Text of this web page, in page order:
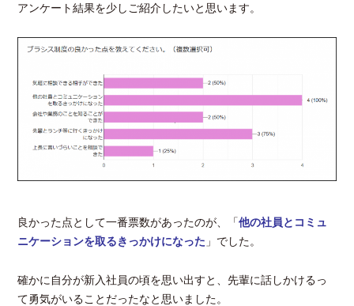
アンケート結果を少しご紹介したいと思います。
良かった点として一番票数があったのが、「他の社員とコミュ
ニケーションを取るきっかけになった 」でした。
確かに自分が新入社員の頃を思い出すと、先輩に話しかけるっ
て勇気がいることだったなと思いました。